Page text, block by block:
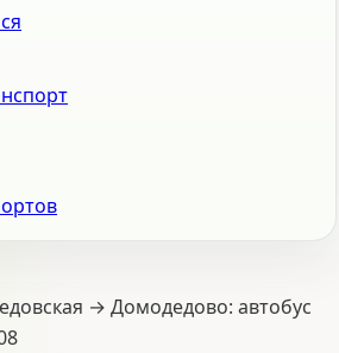
→ Домодедово: автобус